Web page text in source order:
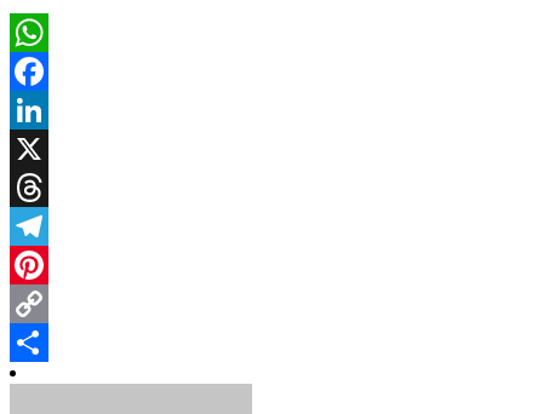
WhatsApp
Facebook
LinkedIn
X
Threads
Telegram
Pinterest
Copy
Link
Share